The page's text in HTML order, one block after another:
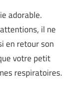
adorable.
il ne
en retour son
votre petit
respiratoires.